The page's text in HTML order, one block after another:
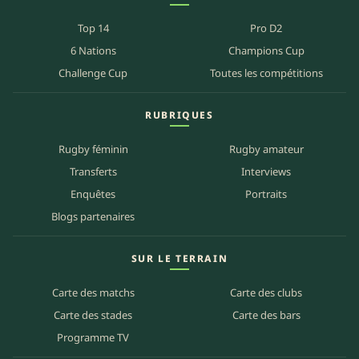
Top 14
Pro D2
6 Nations
Champions Cup
Challenge Cup
Toutes les compétitions
RUBRIQUES
Rugby féminin
Rugby amateur
Transferts
Interviews
Enquêtes
Portraits
Blogs partenaires
SUR LE TERRAIN
Carte des matchs
Carte des clubs
Carte des stades
Carte des bars
Programme TV